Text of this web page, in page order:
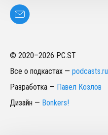
© 2020–2026 PC.ST
Все о подкастах — podcasts.ru
Разработка — Павел Козлов
Дизайн — Bonkers!